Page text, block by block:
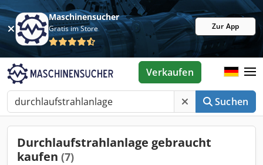
Maschinensucher
Gratis im Store Zur App
Suchen
Verkaufen
Durchlaufstrahlanlage gebraucht
kaufen (7)